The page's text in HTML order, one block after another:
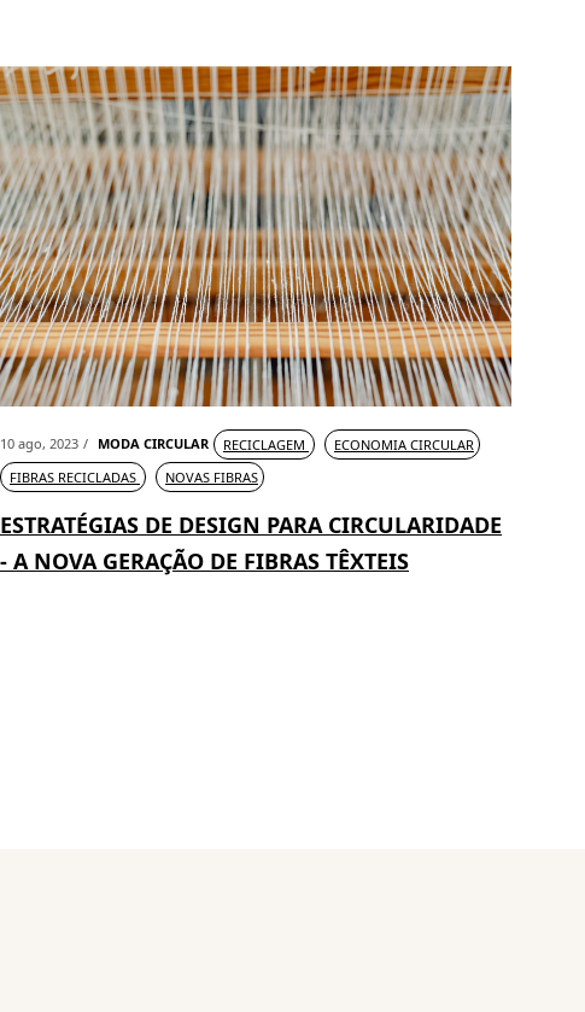
10 ago, 2023 MODA CIRCULAR RECICLAGEM
ECONOMIA CIRCULAR
FIBRAS RECICLADAS
NOVAS FIBRAS
ESTRATÉGIAS DE DESIGN PARA CIRCULARIDADE
- A NOVA GERAÇÃO DE FIBRAS TÊXTEIS